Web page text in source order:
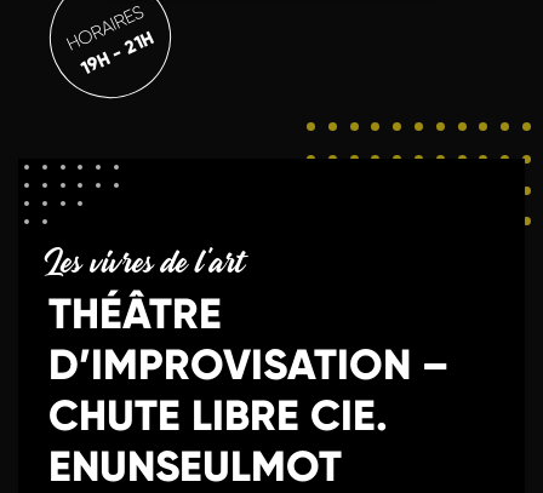
HORAIRES
19H - 21H
Les vivres de l'art
THÉÂTRE
D’IMPROVISATION –
CHUTE LIBRE CIE.
ENUNSEULMOT